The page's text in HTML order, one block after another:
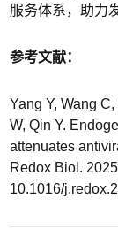
服务体系，助力
参考文献：
Yang Y, Wang
W, Qin Y.
attenuates
Redox Biol.
10.1016/